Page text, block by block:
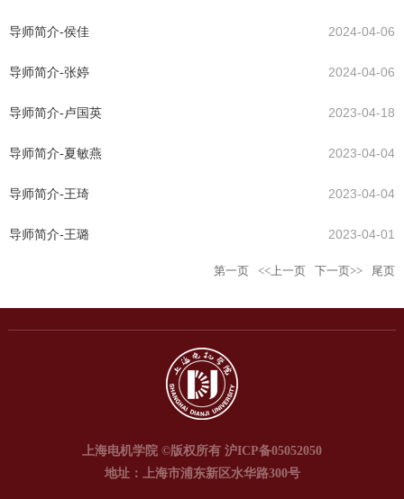
导师简介-侯佳 2024-04-06
导师简介-张婷 2024-04-06
导师简介-卢国英 2023-04-18
导师简介-夏敏燕 2023-04-04
导师简介-王琦 2023-04-04
导师简介-王璐 2023-04-01
第一页 <<上一页 下一页>> 尾页
上海电机学院 ©版权所有 沪ICP备05052050
地址：上海市浦东新区水华路300号